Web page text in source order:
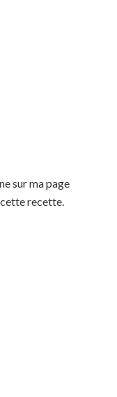
sur ma page
recette.